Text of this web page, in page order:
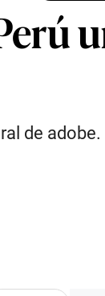
de